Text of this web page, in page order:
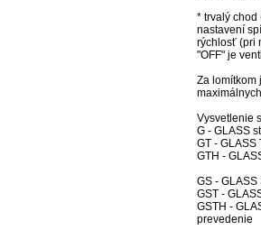
* trvalý chod
nastavení
rýchlosť (pri
"OFF" je
Za lomítkom
Vysvetlenie
G - GLASS
GT - GLASS
GTH -
GS -
GST -
GSTH -
prevedenie